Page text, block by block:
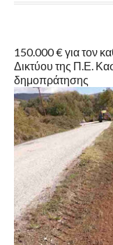
150.000 € για τον
Δικτύου της Π.Ε.
δημοπράτησης